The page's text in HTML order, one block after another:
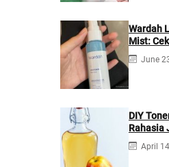
Wardah
Mist:
June
DIY
Rahasia
dalam 2
April